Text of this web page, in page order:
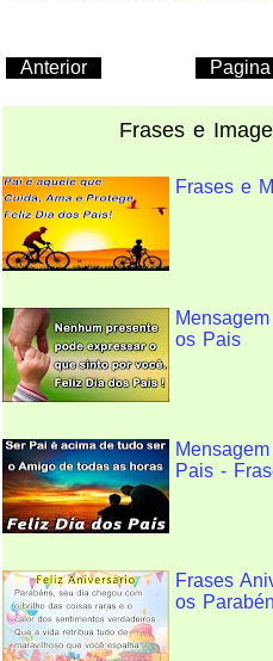
Anterior
Frases e
Frases e
os Pais
Pais -
Frases
os